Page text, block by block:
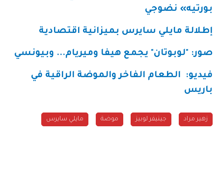
بورتيه» نضوجي
إطلالة مايلي سايرس بميزانية اقتصادية
صور: "لوبوتان" يجمع هيفا وميريام... وبيونسي
فيديو: الطعام الفاخر والموضة الراقية في
باريس
جينيفر لوبيز موضة مايلي سايرس